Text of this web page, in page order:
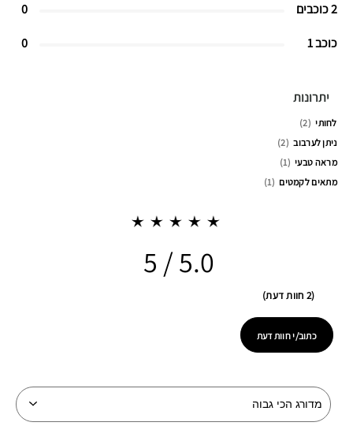
2 כוכבים 0
כוכב 1 0
יתרונות
לחותי
2
ניתן לערבוב
2
מראה טבעי
1
מתאים לקמטים
1
5.0
2 חוות דעת
כתוב/י חוות דעת